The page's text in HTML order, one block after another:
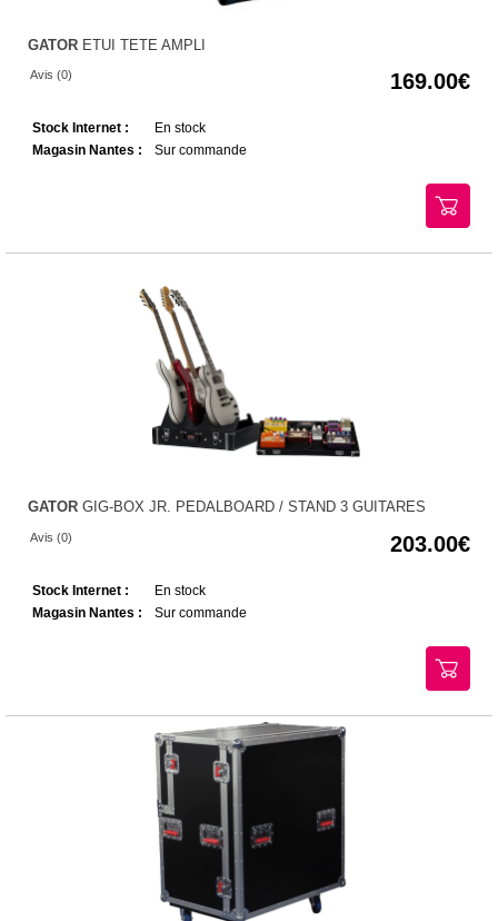
GATOR ETUI TETE AMPLI
Avis (0) 169.00
Stock Internet :
En stock
Magasin Nantes :
Sur commande
GATOR GIG-BOX JR. PEDALBOARD / STAND 3 GUITARES
Avis (0) 203.00
Stock Internet :
En stock
Magasin Nantes :
Sur commande